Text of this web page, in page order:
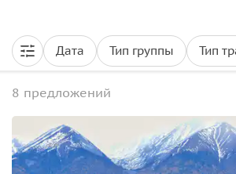
Дата Тип группы Тип
8 предложений